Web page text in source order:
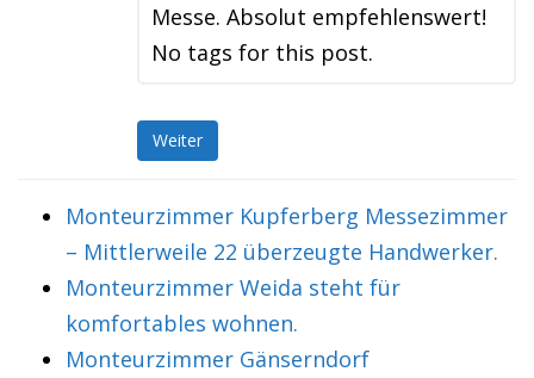
Messe. Absolut empfehlenswert!
No tags for this post.
Weiter
Monteurzimmer Kupferberg Messezimmer
– Mittlerweile 22 überzeugte Handwerker.
Monteurzimmer Weida steht für
komfortables wohnen.
Monteurzimmer Gänserndorf